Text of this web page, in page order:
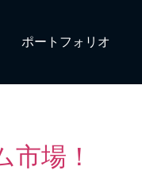
ポートフォリオ
場！